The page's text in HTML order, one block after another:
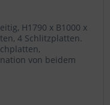
H1790 x B1000 x
4 Schlitzplatten.
von beidem